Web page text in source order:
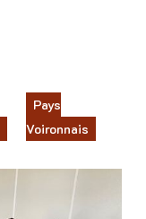
Pays
Voironnais